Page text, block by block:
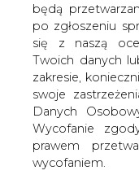
będą
po zgłoszeniu
się z naszą
Twoich danych
zakresie,
swoje
Danych
Wycofanie
prawem
wycofaniem.
Dostawy
odbywają się
możliwości
rurociągu
PERN.
Polsce
planem, a
dostęp do